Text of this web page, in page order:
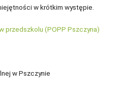
w krótkim występie.
przedszkolu (POPP Pszczyna)
w Pszczynie